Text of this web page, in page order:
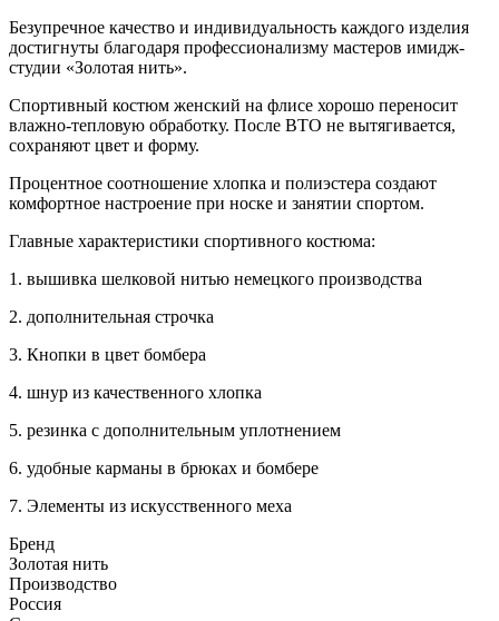
Безупречное качество и индивидуальность каждого изделия
достигнуты благодаря профессионализму мастеров имидж-
студии «Золотая нить».
Спортивный костюм женский на флисе хорошо переносит
влажно-тепловую обработку. После ВТО не вытягивается,
сохраняют цвет и форму.
Процентное соотношение хлопка и полиэстера создают
комфортное настроение при носке и занятии спортом.
Главные характеристики спортивного костюма:
1. вышивка шелковой нитью немецкого производства
2. дополнительная строчка
3. Кнопки в цвет бомбера
4. шнур из качественного хлопка
5. резинка с дополнительным уплотнением
6. удобные карманы в брюках и бомбере
7. Элементы из искусственного меха
Бренд
Золотая нить
Производство
Россия